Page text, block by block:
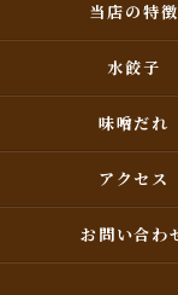
当店の特徴
水餃子
味噌だれ
アクセス
お問い合わ